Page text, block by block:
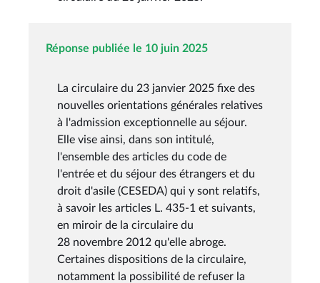
Réponse publiée le 10 juin 2025
La circulaire du 23 janvier 2025 fixe des
nouvelles orientations générales relatives
à l'admission exceptionnelle au séjour.
Elle vise ainsi, dans son intitulé,
l'ensemble des articles du code de
l'entrée et du séjour des étrangers et du
droit d'asile (CESEDA) qui y sont relatifs,
à savoir les articles L. 435-1 et suivants,
en miroir de la circulaire du
28 novembre 2012 qu'elle abroge.
Certaines dispositions de la circulaire,
notamment la possibilité de refuser la